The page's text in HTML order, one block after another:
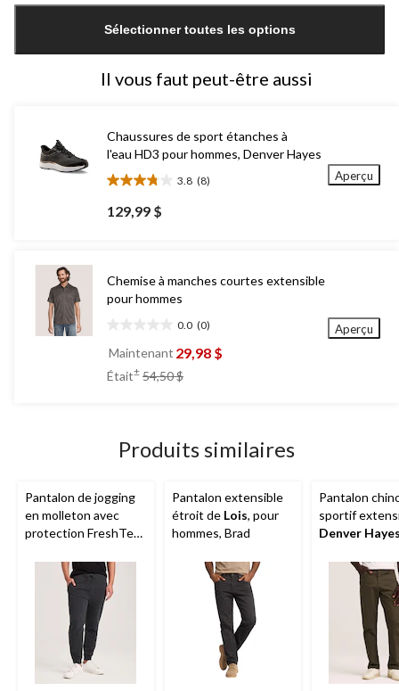
jour
Sélectionner toutes les options
Il vous faut peut-être aussi
Chaussures de sport étanches à
l'eau HD3 pour hommes, Denver Hayes
3.8 (8)
3.8
étoile(s)
sur
évaluations
129,99 $
Aperçu
Chemise à manches courtes extensible
pour hommes
0.0 (0)
étoile(s)
sur
5.
Maintenant 29,98 $
Était± 54,50 $
Aperçu
Produits similaires
Pantalon de jogging
en molleton avec
protection FreshTech
Denver Hayes
Performance
Pantalon extensible
étroit de Lois, pour
hommes, Brad
Pantalon
sportif
Denver
hommes